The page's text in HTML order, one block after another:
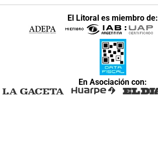
El Litoral es miembro de:
En Asociación con: